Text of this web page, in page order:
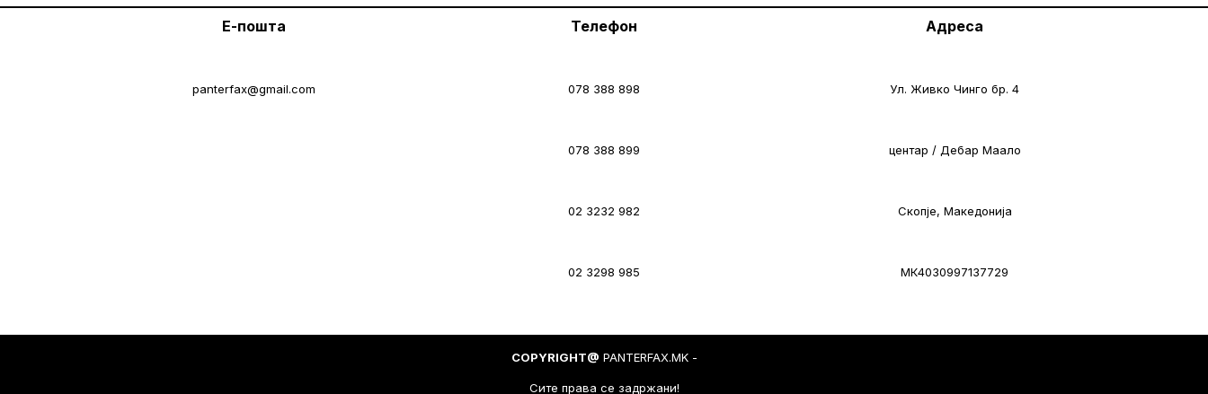
Е-пошта
panterfax@gmail.com
Телефон
078 388 898
078 388 899
02 3232 982
02 3298 985
Адреса
Ул. Живко Чинго бр. 4
центар / Дебар Маало
Скопје, Македонија
МК4030997137729
COPYRIGHT@ PANTERFAX.MK -
Сите права се задржани!